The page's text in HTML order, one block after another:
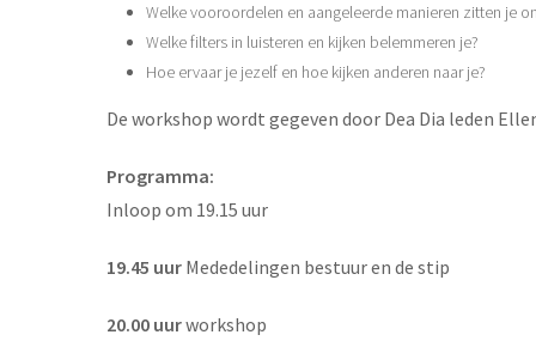
Welke vooroordelen en aangeleerde manieren zitten je
Welke filters in luisteren en kijken belemmeren je?
Hoe ervaar je jezelf en hoe kijken anderen naar je?
De workshop wordt gegeven door Dea Dia leden
Programma:
Inloop om 19.15 uur
19.45 uur Mededelingen bestuur en de stip
20.00 uurworkshop